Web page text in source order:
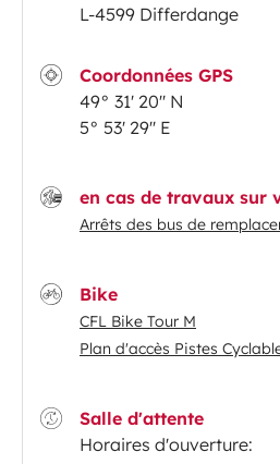
L-4599 Differdange
Coordonnées GPS
49° 31' 20'' N
5° 53' 29'' E
en cas de travaux sur
Arrêts des bus de
Bike
CFL Bike Tour M
Plan d'accès Pistes
Salle d'attente
Horaires d'ouverture: